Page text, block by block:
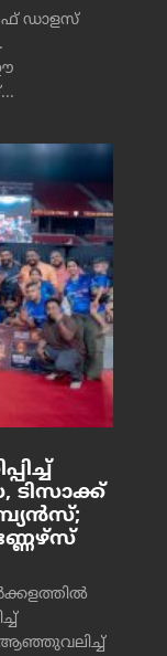
ഡാളസ്
ടിസാക്ക്
ആഞ്ഞുവലിച്ച്